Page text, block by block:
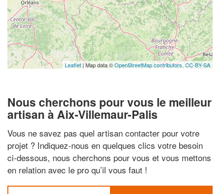
Leaflet | Map data ©OpenStreetMap contributors, CC-BY-SA
Nous cherchons pour vous le meilleur
artisan à Aix-Villemaur-Palis
Vous ne savez pas quel artisan contacter pour votre
projet ? Indiquez-nous en quelques clics votre besoin
ci-dessous, nous cherchons pour vous et vous mettons
en relation avec le pro qu’il vous faut !